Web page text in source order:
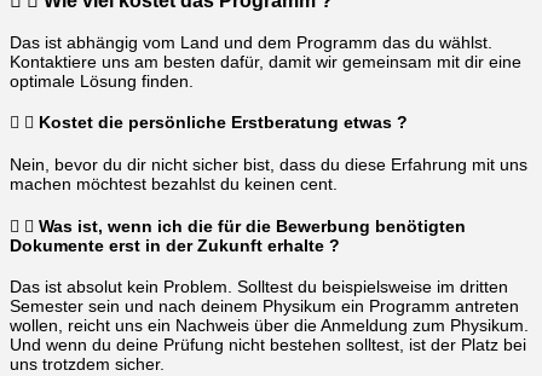
Das ist abhängig vom Land und dem Programm das du wählst.
Kontaktiere uns am besten dafür, damit wir gemeinsam mit dir eine
optimale Lösung finden.
Kostet die persönliche Erstberatung etwas ?
Nein, bevor du dir nicht sicher bist, dass du diese Erfahrung mit uns
machen möchtest bezahlst du keinen cent.
Was ist, wenn ich die für die Bewerbung benötigten
Dokumente erst in der Zukunft erhalte ?
Das ist absolut kein Problem. Solltest du beispielsweise im dritten
Semester sein und nach deinem Physikum ein Programm antreten
wollen, reicht uns ein Nachweis über die Anmeldung zum Physikum.
Und wenn du deine Prüfung nicht bestehen solltest, ist der Platz bei
uns trotzdem sicher.